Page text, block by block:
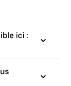
ici :